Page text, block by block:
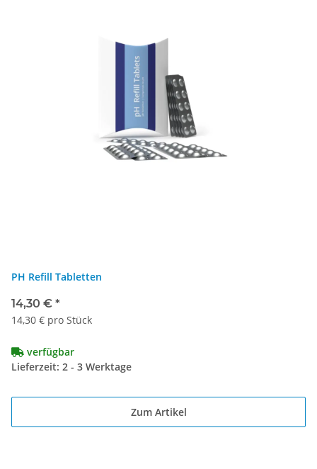
PH Refill Tabletten
14,30 € *
14,30 € pro Stück
verfügbar
Lieferzeit: 2 - 3 Werktage
Zum Artikel